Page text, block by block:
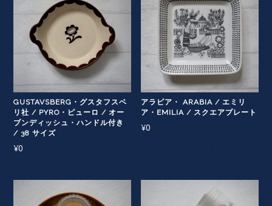
GUSTAVSBERG・グスタフスベ
リ社 / PYRO・ピューロ / オー
ブンディッシュ・ハンドル付き
/ 38 サイズ
¥0
アラビア・ ARABIA / エミリ
ア・EMILIA / スクエアプレート
¥0